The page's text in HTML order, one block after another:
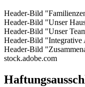
Header-Bild
Header-Bild "Unser
Header-Bild "Unser
Header-Bild "Integrative
Header-Bild
stock.adobe.com